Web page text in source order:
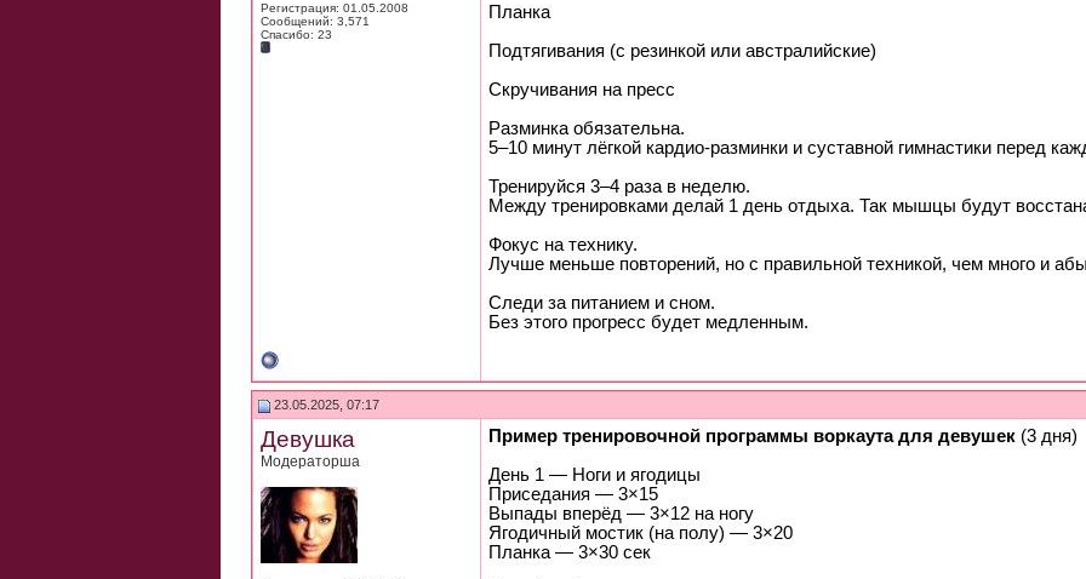
Регистрация: 01.05.2008
Сообщений: 3,571
Спасибо: 23
Планка
Подтягивания (с резинкой или австралийские)
Скручивания на пресс
Разминка обязательна.
5–10 минут лёгкой кардио-разминки и суставной гимнастики перед
Тренируйся 3–4 раза в неделю.
Между тренировками делай 1 день отдыха. Так мышцы будут
Фокус на технику.
Лучше меньше повторений, но с правильной техникой, чем много и
Следи за питанием и сном.
Без этого прогресс будет медленным.
23.05.2025, 07:17
Девушка
Модераторша
Пример тренировочной программы воркаута для девушек (3 дня)
День 1 — Ноги и ягодицы
Приседания — 3×15
Выпады вперёд — 3×12 на ногу
Ягодичный мостик (на полу) — 3×20
Планка — 3×30 сек